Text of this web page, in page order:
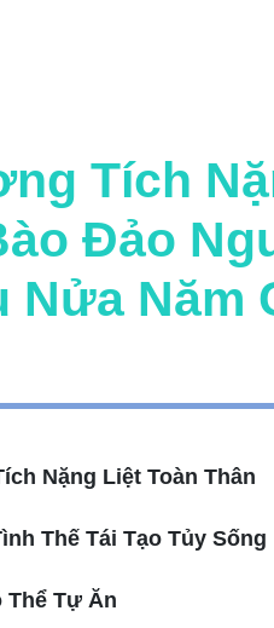
Tích
Đảo
Nửa Năm
Nặng Liệt Toàn Thân
Thế Tái Tạo Tủy Sống
Thể Tự Ăn